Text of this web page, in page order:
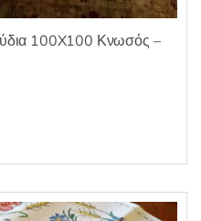
100X100 Κνωσός –